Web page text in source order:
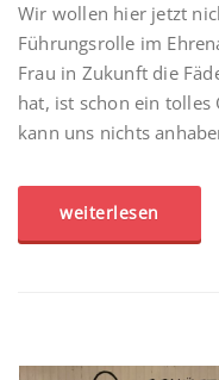
Wir wollen hier jetzt
Führungsrolle im
Frau in Zukunft die
hat, ist schon ein tolles
kann uns nichts
weiterlesen